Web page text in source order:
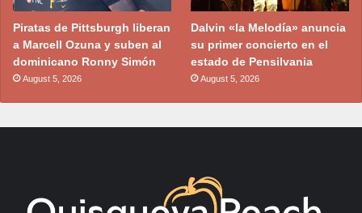
Piratas de Pittsburgh liberan
a Marcell Ozuna y suben al
dominicano Ronny Simón
August 5, 2026
Dalvin «la Melodía» anuncia
su primer concierto en el
estado de Pensilvania
August 5, 2026